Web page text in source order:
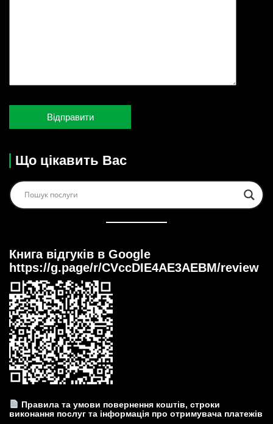
Що цікавить Вас
Книга відгуків в Google
https://g.page/r/CVccDIE4AE3AEBM/review
Правила та умови повернення коштів, строки
виконання послуг та інформація про отримувача платежів